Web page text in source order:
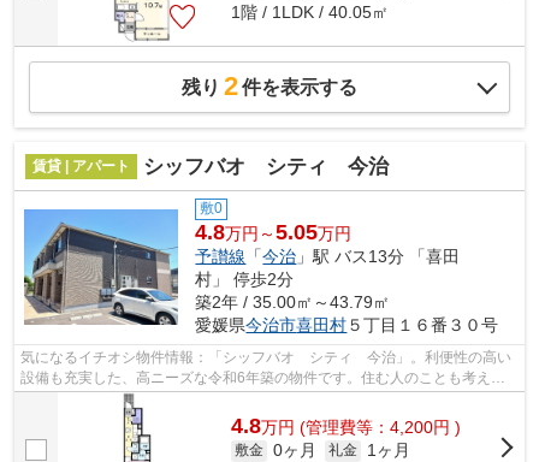
1階 / 1LDK / 40.05㎡
残り 2件を表示する
賃貸 | アパート シッフバオ シティ 今治
敷0
4.8万円～5.05万円
予讃線 「今治 」駅 バス13分 「喜田
村」 停歩2分
築2年 / 35.00㎡～43.79㎡
愛媛県今治市喜田村５丁目１６番３０号
気になるイチオシ物件情報：「シッフバオ シティ 今治」。利便性の高い
設備も充実した、高ニーズな令和6年築の物件です。住む人のことも考えら
れている満足度の高いアパートです。新...
4.8万円 (管理費等：4,200円 )
敷金 0ヶ月 礼金
1ヶ月